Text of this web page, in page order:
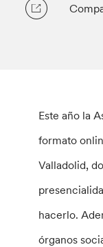
Este año la
formato
Valladolid,
hacerlo.
órganos